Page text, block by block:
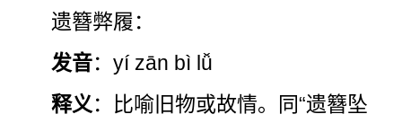
遗簪弊履：
发音：yí zān bì lǚ
释义 ：比喻旧物或故情。同“遗簪坠